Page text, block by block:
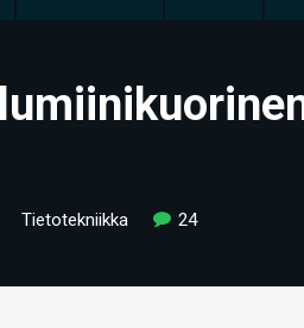
Tietotekniikka 24